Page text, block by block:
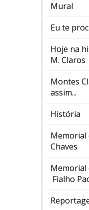
Mural
Eu te
Hoje na
M. Claros
Montes
assim...
História
Memorial
Chaves
Memorial
Fialho